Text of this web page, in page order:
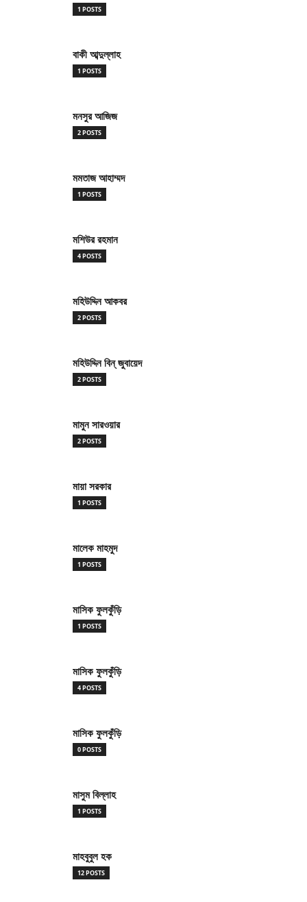
1 POSTS
বাকী আব্দুল্লাহ
1 POSTS
মনসুর আজিজ
2 POSTS
মমতাজ আহাম্মদ
1 POSTS
মশিউর রহমান
4 POSTS
মহিউদ্দিন আকবর
2 POSTS
মহিউদ্দিন বিন্ জুবায়েদ
2 POSTS
মামুন সারওয়ার
2 POSTS
মায়া সরকার
1 POSTS
মালেক মাহমুদ
1 POSTS
মাসিক ফুলকুঁড়ি
1 POSTS
মাসিক ফুলকুঁড়ি
4 POSTS
মাসিক ফুলকুঁড়ি
0 POSTS
মাসুম বিল্লাহ
1 POSTS
মাহবুবুল হক
12 POSTS